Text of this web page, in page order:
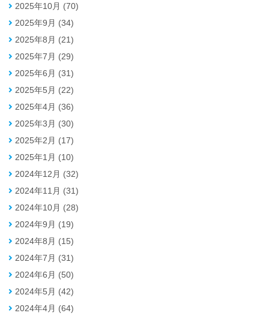
2025年10月 (70)
2025年9月 (34)
2025年8月 (21)
2025年7月 (29)
2025年6月 (31)
2025年5月 (22)
2025年4月 (36)
2025年3月 (30)
2025年2月 (17)
2025年1月 (10)
2024年12月 (32)
2024年11月 (31)
2024年10月 (28)
2024年9月 (19)
2024年8月 (15)
2024年7月 (31)
2024年6月 (50)
2024年5月 (42)
2024年4月 (64)